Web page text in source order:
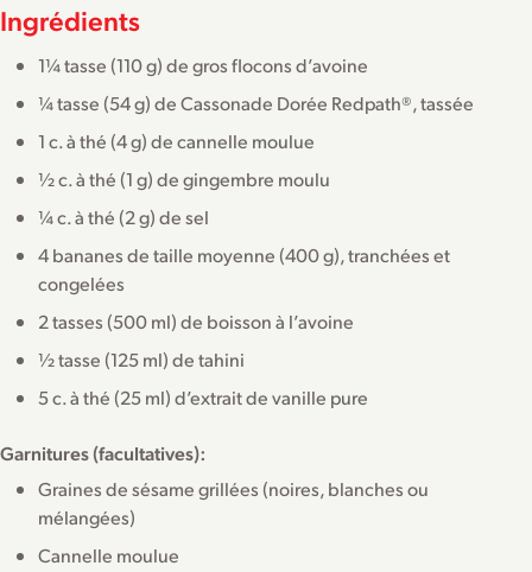
Ingrédients
1¼ tasse (110 g) de gros flocons d’avoine
¼ tasse (54 g) de Cassonade Dorée Redpath®, tassée
1 c. à thé (4 g) de cannelle moulue
½ c. à thé (1 g) de gingembre moulu
¼ c. à thé (2 g) de sel
4 bananes de taille moyenne (400 g), tranchées et
congelées
2 tasses (500 ml) de boisson à l’avoine
½ tasse (125 ml) de tahini
5 c. à thé (25 ml) d’extrait de vanille pure
Garnitures (facultatives):
Graines de sésame grillées (noires, blanches ou
mélangées)
Cannelle moulue